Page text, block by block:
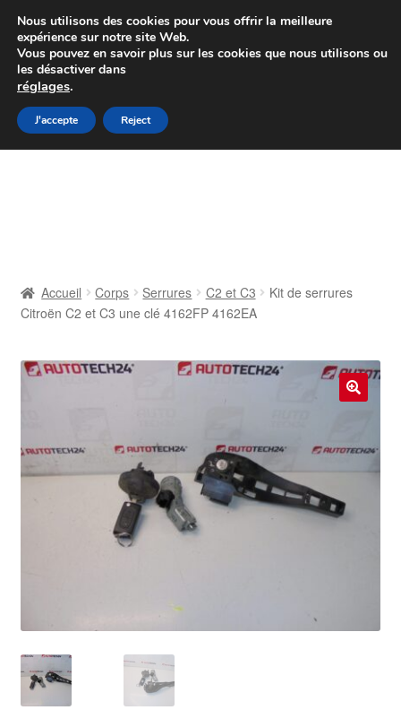
Colissimo livraison à partir de 7 EUR
Du lundi au vendredi de 9 h à 16 h
Aller
à
Aller
au
Contact
Livraison
Mon compte
Politique de confidentialité
Procédure de Réclamation
Accueil Corps Serrures C2 et C3
Kit de serrures
Citroën C2 et C3 une clé 4162FP 4162EA
Nous utilisons des cookies pour vous offrir la meilleure
expérience sur notre site Web.
Vous pouvez en savoir plus sur les cookies que nous utilisons ou
les désactiver dans
réglages.
J'accepte Reject